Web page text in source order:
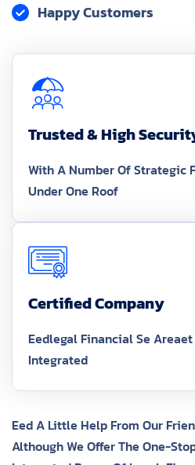
Happy Customers
Trusted & High
With A Number Of Strategic
Under One Roof
Certified Company
Eedlegal Financial Se
Integrated
Eed A Little Help From Our
Although We Offer The One-